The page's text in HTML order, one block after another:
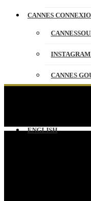
CANNES
CANNES
ENGLISH